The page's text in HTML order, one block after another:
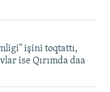
işini toqtattı,
ise Qırımda daa